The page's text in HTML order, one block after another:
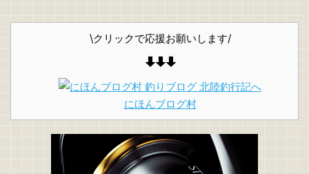
\クリックで応援お願いします/
にほんブログ村